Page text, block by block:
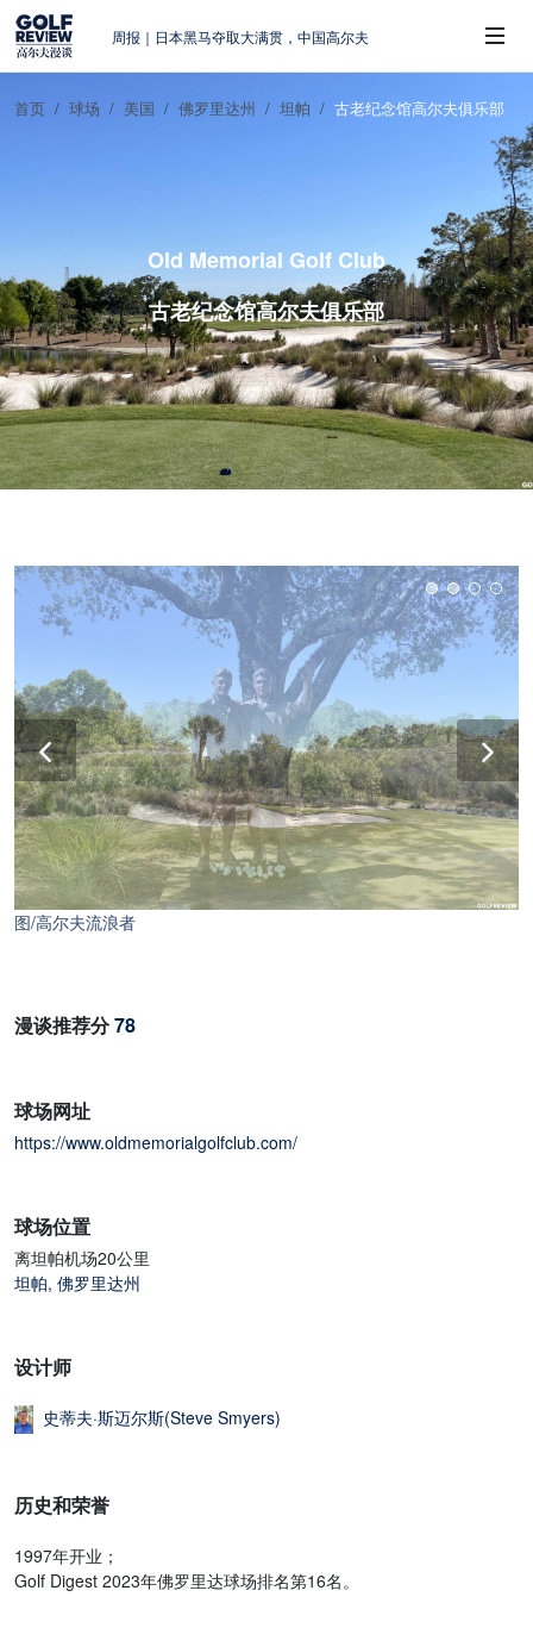
周报｜日本黑马夺取大满贯，中国高尔夫
首页 球场 美国 佛罗里达州 坦帕 古老纪念馆高尔夫俱乐部
Old Memorial Golf Club
古老纪念馆高尔夫俱乐部
图/高尔夫流浪者
漫谈推荐分78
球场网址
https://www.oldmemorialgolfclub.com/
球场位置
离坦帕机场20公里
坦帕, 佛罗里达州
设计师
史蒂夫·斯迈尔斯(Steve Smyers)
历史和荣誉
1997年开业；
Golf Digest 2023年佛罗里达球场排名第16名。